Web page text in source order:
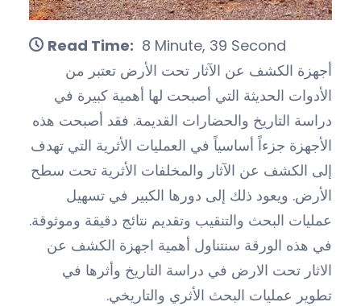
Read Time: 8 Minute, 39 Second
أجهزة الكشف عن الآثار تحت الأرض تعتبر من
الأدوات الحديثة التي أصبحت لها أهمية كبيرة في
دراسة التاريخ والحضارات القديمة. فقد أصبحت هذه
الأجهزة جزءاً أساسياً في العمليات الأثرية التي تهدف
إلى الكشف عن الآثار والمخلفات الأثرية تحت سطح
الأرض. ويعود ذلك إلى دورها الكبير في تسهيل
عمليات البحث والتنقيب وتقديم نتائج دقيقة وموثوقة.
في هذه الورقة سنتناول أهمية اجهزة الكشف عن
الاثار تحت الارض في دراسة التاريخ وأثرها في
تطوير عمليات البحث الأثري والتاريخي.